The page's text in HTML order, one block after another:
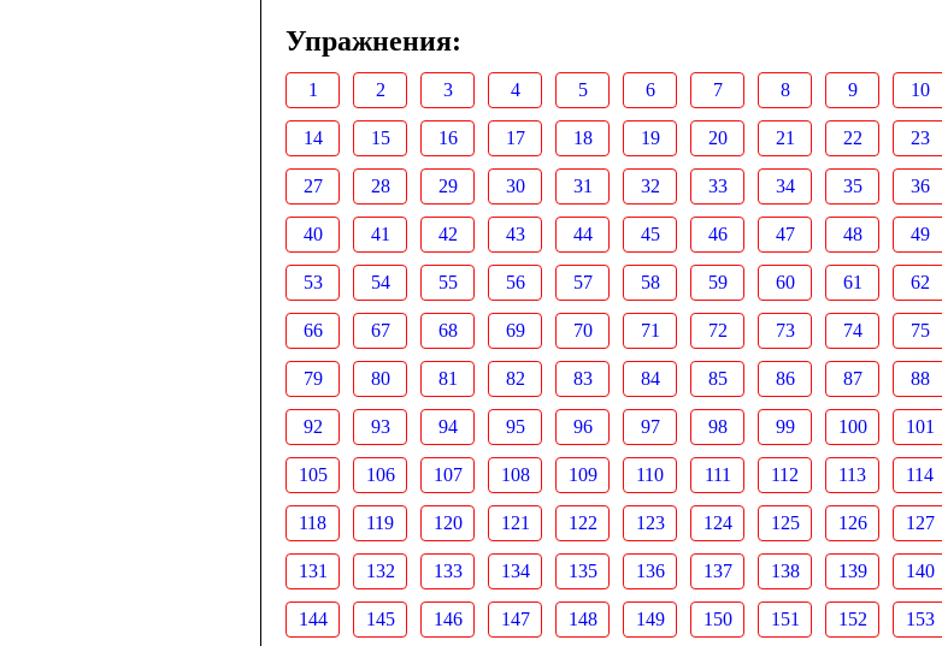
Упражнения:
1 2 3 4 5 6 7 8 9 10
14 15 16 17 18 19 20 21 22 23
27 28 29 30 31 32 33 34 35 36
40 41 42 43 44 45 46 47 48 49
53 54 55 56 57 58 59 60 61 62
66 67 68 69 70 71 72 73 74 75
79 80 81 82 83 84 85 86 87 88
92 93 94 95 96 97 98 99 100 101
105 106 107 108 109 110 111 112 113 114
118 119 120 121 122 123 124 125 126 127
131 132 133 134 135 136 137 138 139 140
144 145 146 147 148 149 150 151 152 153